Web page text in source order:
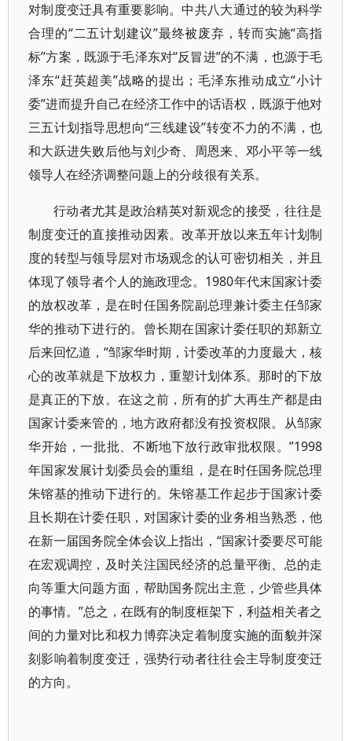
对制度变迁具有重要影响。中共八大通过的较为科学
合理的“二五计划建议”最终被废弃，转而实施“高指
标”方案，既源于毛泽东对“反冒进”的不满，也源于毛
泽东“赶英超美”战略的提出；毛泽东推动成立“小计
委”进而提升自己在经济工作中的话语权，既源于他对
三五计划指导思想向“三线建设”转变不力的不满，也
和大跃进失败后他与刘少奇、周恩来、邓小平等一线
领导人在经济调整问题上的分歧很有关系。
行动者尤其是政治精英对新观念的接受，往往是
制度变迁的直接推动因素。改革开放以来五年计划制
度的转型与领导层对市场观念的认可密切相关，并且
体现了领导者个人的施政理念。1980年代末国家计委
的放权改革，是在时任国务院副总理兼计委主任邹家
华的推动下进行的。曾长期在国家计委任职的郑新立
后来回忆道，“邹家华时期，计委改革的力度最大，核
心的改革就是下放权力，重塑计划体系。那时的下放
是真正的下放。在这之前，所有的扩大再生产都是由
国家计委来管的，地方政府都没有投资权限。从邹家
华开始，一批批、不断地下放行政审批权限。”1998
年国家发展计划委员会的重组，是在时任国务院总理
朱镕基的推动下进行的。朱镕基工作起步于国家计委
且长期在计委任职，对国家计委的业务相当熟悉，他
在新一届国务院全体会议上指出，“国家计委要尽可能
在宏观调控，及时关注国民经济的总量平衡、总的走
向等重大问题方面，帮助国务院出主意，少管些具体
的事情。”总之，在既有的制度框架下，利益相关者之
间的力量对比和权力博弈决定着制度实施的面貌并深
刻影响着制度变迁，强势行动者往往会主导制度变迁
的方向。